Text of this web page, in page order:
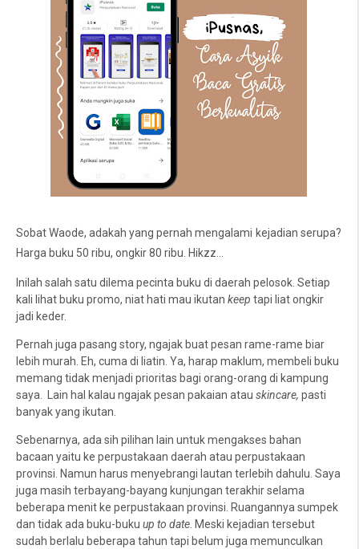
Sobat Waode, adakah yang pernah mengalami kejadian serupa?
Harga buku 50 ribu, ongkir 80 ribu. Hikzz...
Inilah salah satu dilema pecinta buku di daerah pelosok. Setiap
kali lihat buku promo, niat hati mau ikutan keep tapi liat ongkir
jadi keder.
Pernah juga pasang story, ngajak buat pesan rame-rame biar
lebih murah. Eh, cuma di liatin. Ya, harap maklum, membeli buku
memang tidak menjadi prioritas bagi orang-orang di kampung
saya.
Lain hal kalau ngajak pesan pakaian atau skincare, pasti
banyak yang ikutan.
Sebenarnya, ada sih pilihan lain untuk mengakses bahan
bacaan yaitu ke perpustakaan daerah atau perpustakaan
provinsi. Namun harus menyebrangi lautan terlebih dahulu. Saya
juga masih terbayang-bayang kunjungan terakhir selama
beberapa menit ke perpustakaan provinsi. Ruangannya sumpek
dan tidak ada buku-buku up to date . Meski kejadian tersebut
sudah berlalu beberapa tahun tapi belum juga memunculkan